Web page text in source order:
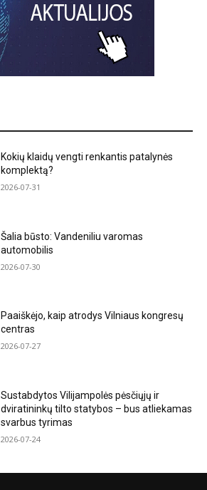
Kokių klaidų vengti renkantis patalynės
komplektą?
2026-07-31
Šalia būsto: Vandeniliu varomas
automobilis
2026-07-30
Paaiškėjo, kaip atrodys Vilniaus kongresų
centras
2026-07-27
Sustabdytos Vilijampolės pėsčiųjų ir
dviratininkų tilto statybos – bus atliekamas
svarbus tyrimas
2026-07-24